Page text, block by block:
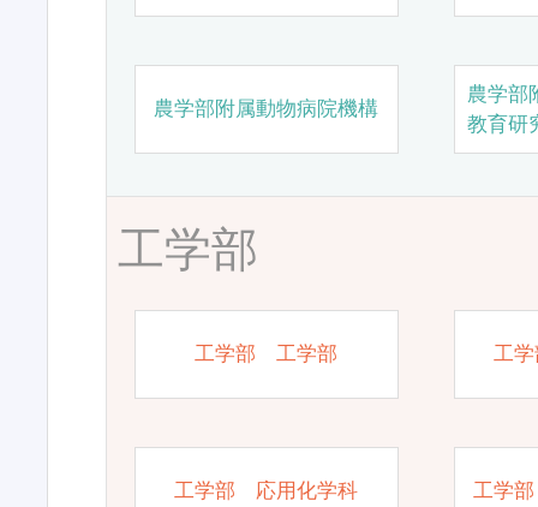
農学部附属動物病院機構
農学部
教育研
工学部
工学部 工学部 工
工学部 応用化学科 工学